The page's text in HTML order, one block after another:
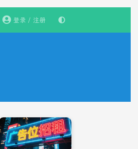
登录 / 注册